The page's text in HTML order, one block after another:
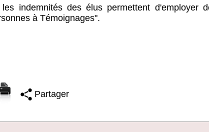
indemnités des élus permettent d'employer
à Témoignages".
Partager